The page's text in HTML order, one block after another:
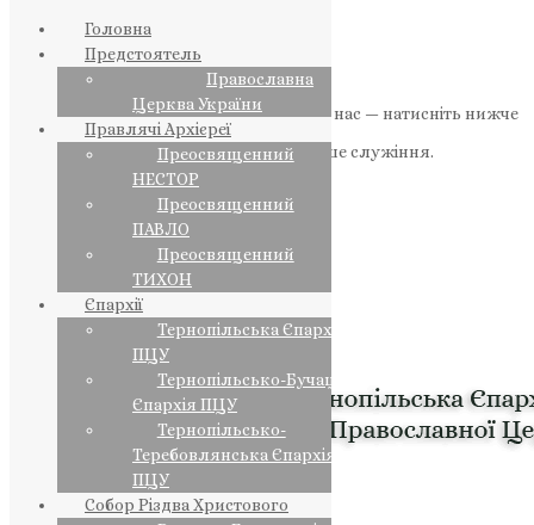
Якщо маєте можливість, підтримайте нас — натисніть нижче
«Пожертва».
Ваша допомога зміцнює наше служіння.
НАШ ТЕЛЕГРАМ
Головна
Предстоятель
Православна
Церква України
Правлячі Архієреї
Преосвященний
НЕСТОР
Преосвященний
ПАВЛО
Преосвященний
ТИХОН
Єпархії
Тернопільська Єпархія
ПЦУ
Тернопільсько-Бучацька
Єпархія ПЦУ
Тернопільсько-
Теребовлянська Єпархія
ПЦУ
Собор Різдва Христового